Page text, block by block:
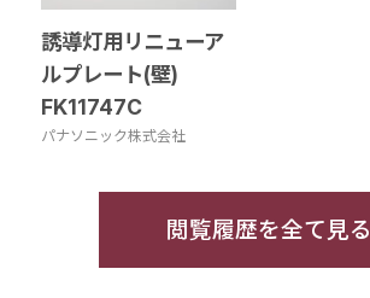
誘導灯用リニューア
ルプレート(壁)
FK11747C
パナソニック株式会社
閲覧履歴を全て見る